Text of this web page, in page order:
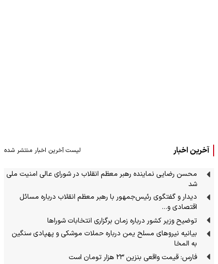
آخرین اخبار لیست آخرین اخبار منتشر شده
محسن رضایی نماینده رهبر معظم انقلاب در شورای عالی امنیت ملی
شد
دیدار و گفتگوی رئیس‌جمهور با رهبر معظم انقلاب درباره مسائل
اقتصادی و…
توضیح وزیر کشور درباره زمان برگزاری انتخابات شوراها
بیانیه نیروهای مسلح یمن درباره حملات موشکی و پهپادی سنگین
به المخا
فارس: قیمت واقعی بنزین ۲۳ هزار تومان است